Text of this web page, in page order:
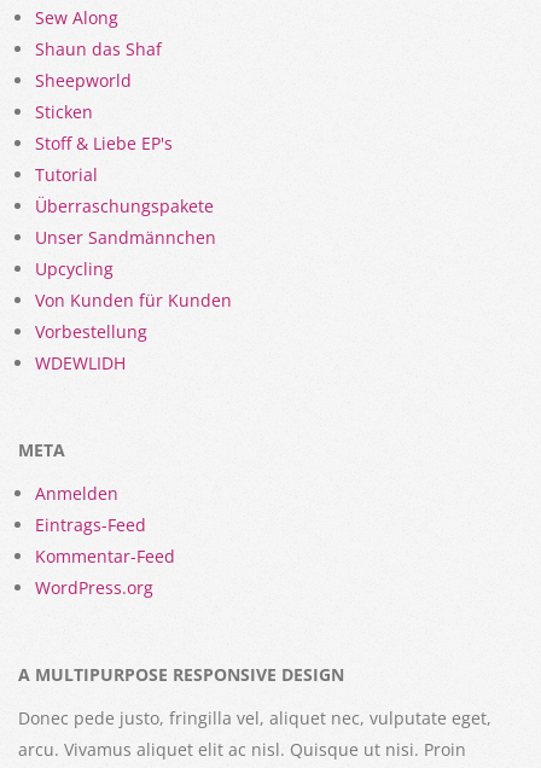
Sew Along
Shaun das Shaf
Sheepworld
Sticken
Stoff & Liebe EP's
Tutorial
Überraschungspakete
Unser Sandmännchen
Upcycling
Von Kunden für Kunden
Vorbestellung
WDEWLIDH
META
Anmelden
Eintrags-Feed
Kommentar-Feed
WordPress.org
A MULTIPURPOSE RESPONSIVE DESIGN
Donec pede justo, fringilla vel, aliquet nec, vulputate eget,
arcu. Vivamus aliquet elit ac nisl. Quisque ut nisi. Proin